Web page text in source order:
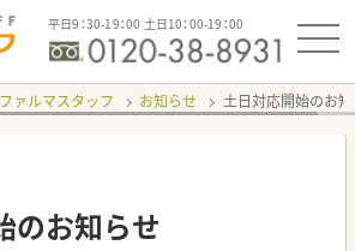
平日9：30-19：00 土日10：00-19：00
ァルマスタッフ お知らせ 土日対応開始のお
のお知らせ